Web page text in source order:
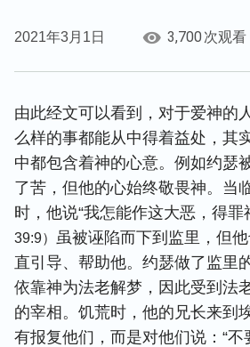
2021年3月1日 3,700 次观看
由此经文可以看到，对于爱神的
么样的事都能从中得着益处，其
中都包含着神的心意。例如约瑟
了苦，但他的心始终敬畏神。当
时，他说“我怎能作这大恶，得罪
39:9） 虽被诬陷而下到监里，但
直引导、帮助他。约瑟做了监里
依靠神为法老解梦，因此受到法
的宰相。饥荒时，他的兄长来到
有报复他们，而是对他们说：“